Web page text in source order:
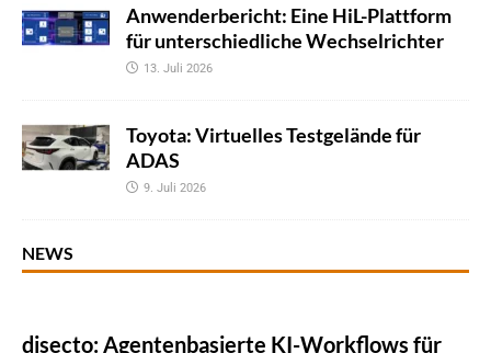
Anwenderbericht: Eine HiL-Plattform
für unterschiedliche Wechselrichter
13. Juli 2026
Toyota: Virtuelles Testgelände für
ADAS
9. Juli 2026
NEWS
disecto: Agentenbasierte KI-Workflows für